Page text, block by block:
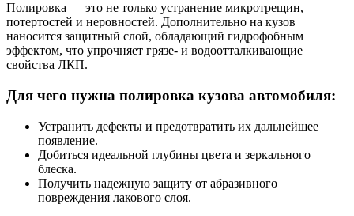
Полировка — это не только устранение микротрещин,
потертостей и неровностей. Дополнительно на кузов
наносится защитный слой, обладающий гидрофобным
эффектом, что упрочняет грязе- и водоотталкивающие
свойства ЛКП.
Для чего нужна полировка кузова автомобиля:
Устранить дефекты и предотвратить их дальнейшее
появление.
Добиться идеальной глубины цвета и зеркального
блеска.
Получить надежную защиту от абразивного
повреждения лакового слоя.